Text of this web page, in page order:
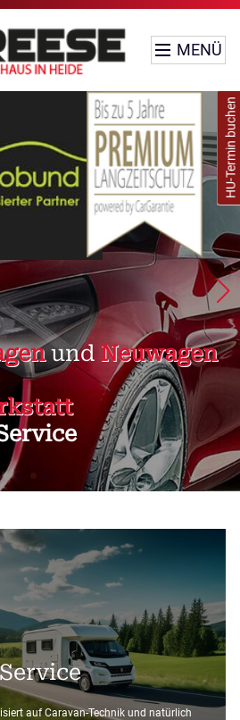
MENÜ
und Neuwagen
auf Caravan-Technik und natürlich
HU-Termin buchen